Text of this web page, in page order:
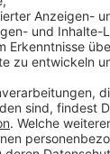
Purple
Kungs